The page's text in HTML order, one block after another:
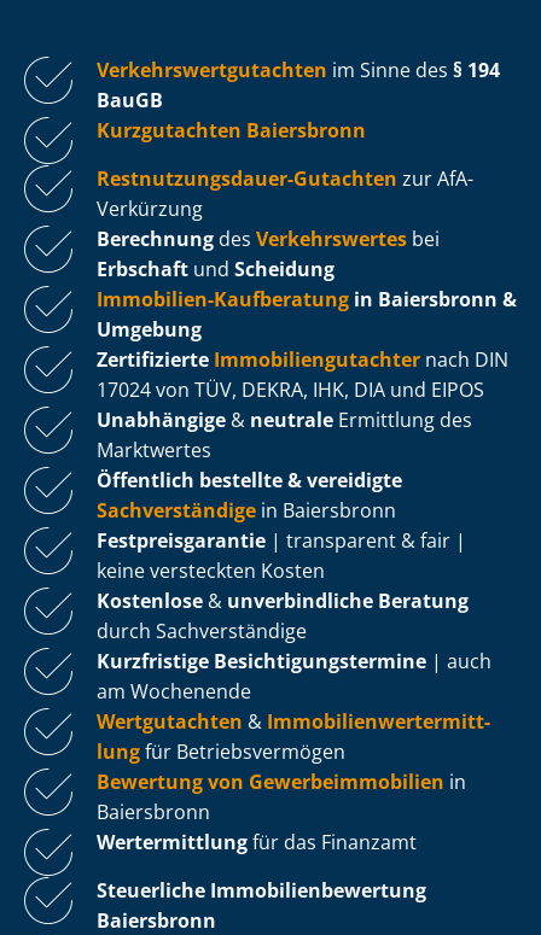
Ver­kehrs­wert­gut­ach­ten im Sinne des § 194
BauGB
Kurzgutachten Baiersbronn
Rest­nut­zungs­dau­er-Gutachten zur AfA-
Verkürzung
Berechnung des Verkehrswertes bei
Erbschaft und Scheidung
Immobilien-Kaufberatung in Baiersbronn &
Umgebung
Zertifizierte Im­mo­bi­li­en­gut­ach­ter nach DIN
17024 von TÜV, DEKRA, IHK, DIA und EIPOS
Unabhängige & neutrale Ermittlung des
Marktwertes
Öffentlich bestellte & vereidigte
Sachverständige in Baiersbronn
Fest­preis­ga­ran­tie | transparent & fair |
keine versteckten Kosten
Kostenlose & unverbindliche Beratung
durch Sachverständige
Kurzfristige Be­sich­ti­gungs­ter­mi­ne | auch
am Wochenende
Wertgutachten & Im­mo­bi­li­en­wert­ermitt­
lungfür Be­triebs­ver­mö­gen
Bewertung von Ge­wer­be­im­mo­bi­li­en in
Baiersbronn
Wertermittlungfür das Finanzamt
Steuerliche Im­mo­bi­li­en­be­wer­tung
Baiersbronn